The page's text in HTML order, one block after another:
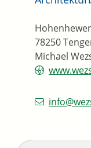
Michael
78250